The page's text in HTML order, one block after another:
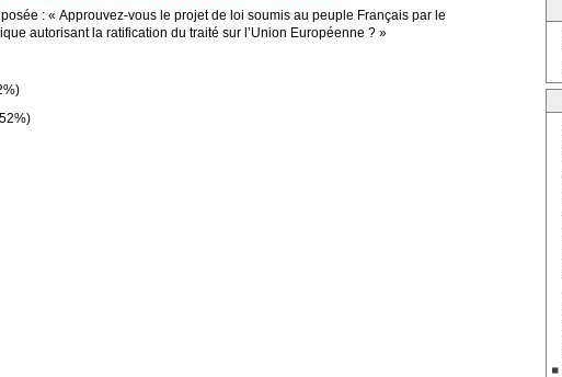
: « Approuvez-vous le projet de loi soumis au peuple Français par le
autorisant la ratification du traité sur l’Union Européenne ? »